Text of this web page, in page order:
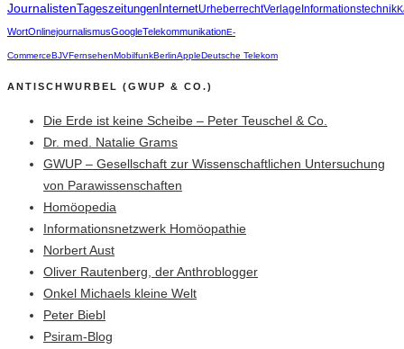
JournalistenTageszeitungen InternetUrheberrechtVerlage Informationstechnik
WortOnlinejournalismusGoogleTelekommunikationE-
CommerceBJVFernsehenMobilfunkBerlinAppleDeutsche Telekom
ANTISCHWURBEL (GWUP & CO.)
Die Erde ist keine Scheibe – Peter Teuschel & Co.
Dr. med. Natalie Grams
GWUP – Gesellschaft zur Wissenschaftlichen Untersuchung
von Parawissenschaften
Homöopedia
Informationsnetzwerk Homöopathie
Norbert Aust
Oliver Rautenberg, der Anthroblogger
Onkel Michaels kleine Welt
Peter Biebl
Psiram-Blog